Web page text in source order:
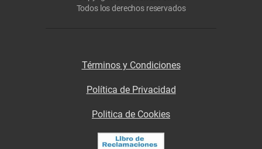
Todos los derechos reservados
Términos y Condiciones
Política de Privacidad
Politica de Cookies